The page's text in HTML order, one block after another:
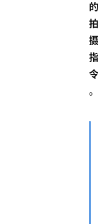
的
拍
摄
指
令
。